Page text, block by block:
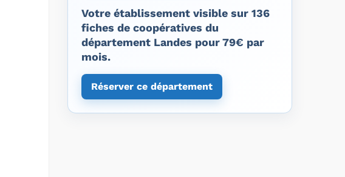
Votre établissement visible sur 136
fiches de coopératives du
département Landes pour 79€ par
mois.
Réserver ce département